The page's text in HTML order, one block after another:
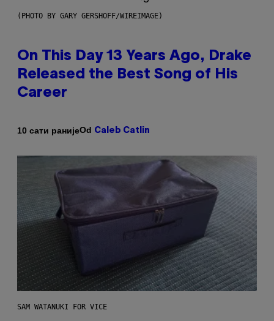
(PHOTO BY GARY GERSHOFF/WIREIMAGE)
On This Day 13 Years Ago, Drake
Released the Best Song of His
Career
10 сати ранијеOd Caleb Catlin
SAM WATANUKI FOR VICE